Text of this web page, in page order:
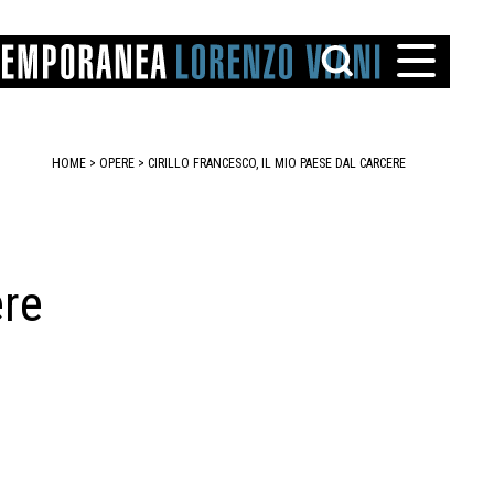
HOME > OPERE > CIRILLO FRANCESCO, IL MIO PAESE DAL CARCERE